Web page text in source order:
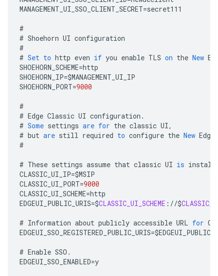
MANAGEMENT_UI_SSO_CLIENT_SECRET=secret111
#
# Shoehorn UI configuration
#
# Set to http even if you enable TLS on the New
SHOEHORN_SCHEME=http
SHOEHORN_IP=$MANAGEMENT_UI_IP
SHOEHORN_PORT=9000
#
# Edge Classic UI configuration .
# Some settings are for the classic UI,
# but are still required to configure the New Edge
#
# These settings assume that classic UI is
CLASSIC_UI_IP=$MSIP
CLASSIC_UI_PORT=9000
CLASSIC_UI_SCHEME=http
EDGEUI_PUBLIC_URIS=$CLASSIC_UI_SCHEME : //$
# Information about publicly accessible URL for
EDGEUI_SSO_REGISTERED_PUBLIC_URIS=$
# Enable SSO .
EDGEUI_SSO_ENABLED=y